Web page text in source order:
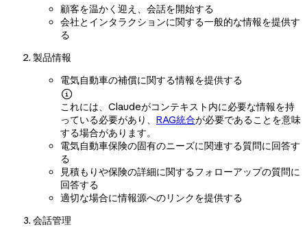
顧客を温かく迎え、会話を開始する
会社とインタラクションに関する一般的な情報を提供す
る
製品情報
電気自動車の補償に関する情報を提供する

これには、Claudeがコンテキスト内に必要な情報を持
っている必要があり、 RAG統合が必要であることを意味
する場合があります。
電気自動車保険の固有のニーズに関連する質問に回答す
る
見積もりや保険の詳細に関するフォローアップの質問に
回答する
適切な場合に情報源へのリンクを提供する
会話管理